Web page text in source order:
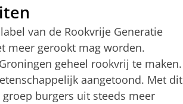
van de Rookvrije Generatie
meer gerookt mag worden.
geheel rookvrij te maken.
aangetoond. Met dit
burgers uit steeds meer